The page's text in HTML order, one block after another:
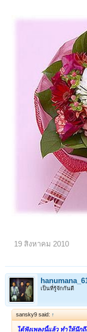
19 สิงหาคม 2010
เป็นที่รู้จักกันดี
sansky9 said: ↑
ได้ฟังเพลงนี้แล้ว ทำให้นึก